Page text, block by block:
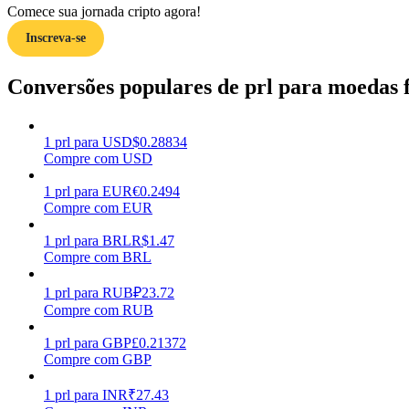
Guia
Estratégias de negociação
Aprenda como se manter lucrativo
Comece sua jornada cripto agora!
Inscreva-se
Conversões populares de prl para moedas
1 prl para USD$0.28834
Compre com USD
1 prl para EUR€0.2494
Compre com EUR
1 prl para BRLR$1.47
Compre com BRL
1 prl para RUB₽23.72
Compre com RUB
1 prl para GBP£0.21372
Compre com GBP
1 prl para INR₹27.43